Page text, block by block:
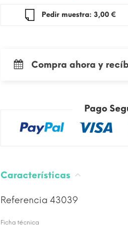
Pedir muestra: 3,00 €
Compra ahora y
Pago
Características
Referencia 43039
Ficha técnica